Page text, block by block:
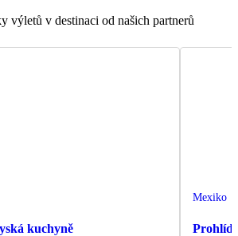
výletů v destinaci od našich partnerů
kuchyně
Mexiko